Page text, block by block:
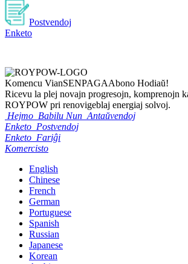
Postvendoj
Enketo
Komencu VianSENPAGAAbono Hodiaŭ!
Ricevu la plej novajn progresojn, komprenojn
ROYPOW pri renovigeblaj energiaj solvoj.
Hejmo Babilu Nun Antaŭvendoj
Enketo Postvendoj
Enketo Fariĝi
Komercisto
English
Chinese
French
German
Portuguese
Spanish
Russian
Japanese
Korean